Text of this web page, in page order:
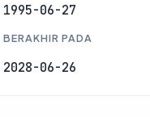
1995-06-27
BERAKHIR PADA
2028-06-26